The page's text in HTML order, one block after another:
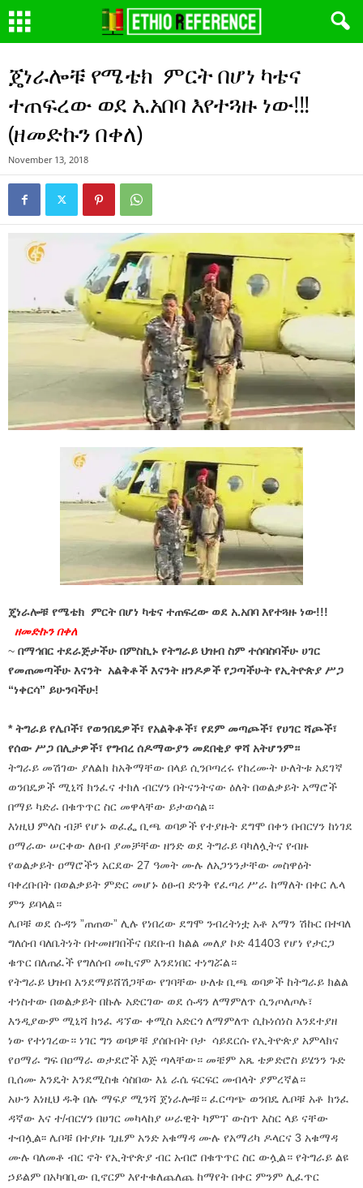
ጄነራሎቹ የሜቴክ ምርት በሆነ ካቴና
ተጠፍረው ወደ አ.አበባ እየተጓዙ ነው!!!
(ዘመድኩን በቀለ)
November 13, 2018
ጄነራሎቹ የሜቴክ ምርት በሆነ ካቴና ተጠፍረው ወደ አ.አበባ እየተጓዙ ነው!!!
ዘመድኩን በቀለ
~ በማኅበር ተደራጅታችሁ በምስኪኑ የትግራይ ህዝብ ስም ተሰባስባችሁ ሀገር
የመጠመጣችሁ እናንት አልቅቶች እናንት ዘንዶዎች የጋጣችሁት የኢትዮጵያ ሥጋ
“ነቀርሳ” ይሁንባችሁ!
*ትግራይ የሌቦች፣ የወንበዴዎች፣ የአልቅቶች፣ የደም መጣጮች፣ የሀገር ሻጮች፣
የሰው ሥጋ በሊታዎች፣ የግብረ ሰዶማውያን መደበቂያ ዋሻ አትሆንም።
ትግራይ መሽገው ያለልክ ከአቅማቸው በላይ ሲንቦጣረሩ የከረሙት ሁለትቱ አደገኛ
ወንበዴዎች ሚኒሻ ክንፈና ተክለ ብርሃን በትናንትናው ዕለት በወልቃይት አማሮች
በማይ ካድራ በቁጥጥር ስር መዋላቸው ይታወሳል።
እነዚህ ምላስ ብቻ የሆኑ ወፈፌ ቢጫ ወባዎች የተያዙት ደግሞ በቀን በብርሃን ከነገደ
ዐማራው ሠርቀው ለፀብ ያመቻቸው ዘንድ ወደ ትግራይ ባካለሏትና የብዙ
የወልቃይት ዐማሮችን አርደው 27 ዓመት ሙሉ ለአጋንንታቸው መስዋዕት
ባቀረቡበት በወልቃይት ምድር መሆኑ ዕፁብ ድንቅ የፈጣሪ ሥራ ከማለት በቀር ሌላ
ምን ይባላል።
ሌቦቹ ወደ ሱዳን ”ጠጠው” ሊሉ የነበረው ደግሞ ንብረትነቷ አቶ አማን ሽኩር በተባለ
ግለሰብ ባለቤትነት በተመዘገበችና በደቡብ ክልል መለያ ኮድ 41403 የሆነ የታርጋ
ቁጥር በለጠፈች የግለሰብ መኪናም እንደነበር ተነግሯል።
የትግራይ ህዝብ እንደማይሸሽጋቸው የገባቸው ሁለቱ ቢጫ ወባዎች ከትግራይ ክልል
ተነስተው በወልቃይት በኩሉ አድርገው ወደ ሱዳን ለማምለጥ ሲንጦለጦሉ፣
እንዲያውም ሚኒሻ ክንፈ ዳኘው ቀሚስ አድርጎ ለማምለጥ ሲኩነሰነስ እንደተያዘ
ነው የተነገረው። ነገር ግን ወባዎቹ ያሰቡበት ቦታ ሳይደርሱ የኢትዮጵያ አምላክና
የዐማራ ግፍ በዐማራ ወታደሮች እጅ ጣላቸው። መቼም አጼ ቴዎድሮስ ይሄንን ጉድ
ቢሰሙ እንዴት እንደሚስቁ ሳስበው እኔ ራሴ ፍርፍር መብላት ያምረኛል።
አሁን እነዚህ ዱቅ በሉ ማፍያ ሚንሻ ጀነራሎቹ። ፈርጣጭ ወንበዴ ሌቦቹ አቶ ክንፈ
ዳኛው እና ተ/ብርሃን በሀገር መካላከያ ሠራዊት ካምፕ ውስጥ እስር ላይ ናቸው
ተብሏል፡፡ ሌቦቹ በተያዙ ጊዜም አንድ አቁማዳ ሙሉ የአማሪካ ዶላርና 3 አቁማዳ
ሙሉ ባለመቶ ብር ኖት የኢትዮጵያ ብር አብሮ በቁጥጥር ስር ውሏል። የትግራይ ልዩ
ኃይልም በአካባቢው ቢኖርም እየተቁለጨለጨ ከማየት በቀር ምንም ሊፈጥር